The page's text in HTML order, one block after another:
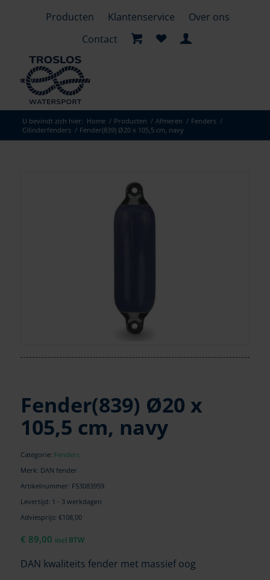
Producten Klantenservice
Over ons
Contact
U bevindt zich hier: Home / Producten / Afmeren / Fenders /
Cilinderfenders / Fender(839) Ø20 x 105,5 cm, navy
Fender(839) Ø20 x
105,5 cm, navy
Categorie: Fenders
Merk: DAN fender
Artikelnummer: F53083959
Levertijd: 1 - 3 werkdagen
Adviesprijs: €108,00
€ 89,00 incl BTW
DAN kwaliteits fender met massief oog